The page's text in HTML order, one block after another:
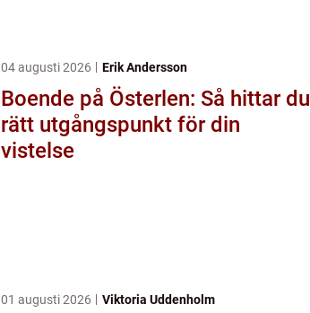
04 augusti 2026 Erik Andersson
Boende på Österlen: Så hittar du
rätt utgångspunkt för din
vistelse
01 augusti 2026 Viktoria Uddenholm